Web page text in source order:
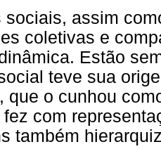
sociais, assim
coletivas e
Estão
teve sua
que o cunhou
fez com
também